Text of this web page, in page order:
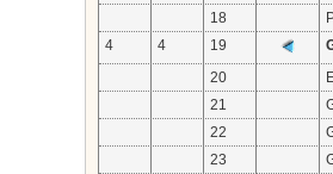
18
4
4 19
20
21
22
23